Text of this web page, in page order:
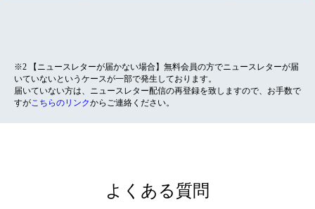
※2 【ニュースレターが届かない場合】無料会員の方でニュースレターが届
いていないというケースが一部で発生しております。
届いていない方は、ニュースレター配信の再登録を致しますので、お手数で
すがこちらのリンクからご連絡ください。
よくある質問